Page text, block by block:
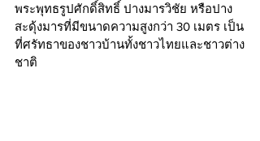
พระพุทธรูปศักดิ์สิทธิ์ ปางมารวิชัย หรือปาง
สะดุ้งมารที่มีขนาดความสูงกว่า 30 เมตร เป็น
ที่ศรัทธาของชาวบ้านทั้งชาวไทยและชาวต่าง
ชาติ